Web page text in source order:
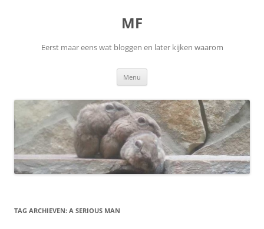
MF
Eerst maar eens wat bloggen en later kijken waarom
Menu
TAG ARCHIEVEN: A SERIOUS MAN